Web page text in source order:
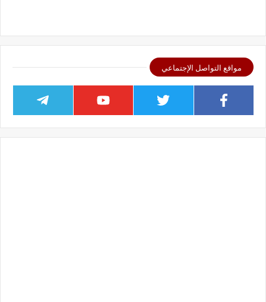
مواقع التواصل الإجتماعي